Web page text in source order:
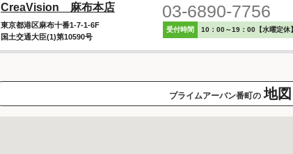
CreaVision 麻布本店
東京都港区麻布十番1-7-1-6F
国土交通大臣(1)第10590号
03-6890-7756
受付時間 10：00～19：00【水曜定休
プライムアーバン番町の 地図